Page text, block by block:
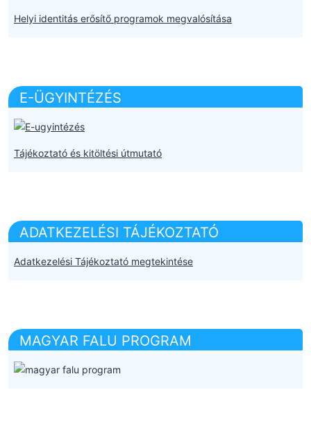
Helyi identitás erősítő programok megvalósítása
E-ÜGYINTÉZÉS
Tájékoztató és kitöltési útmutató
ADATKEZELÉSI TÁJÉKOZTATÓ
Adatkezelési Tájékoztató megtekintése
MAGYAR FALU PROGRAM